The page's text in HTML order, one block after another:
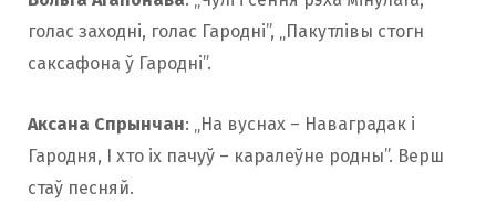
голас заходні, голас Гародні”, „Пакутлівы стогн
саксафона ў Гародні”.
Аксана Спрынчан: „На вуснах – Наваградак і
Гародня, І хто іх пачуў – каралеўне родны”. Верш
стаў песняй.